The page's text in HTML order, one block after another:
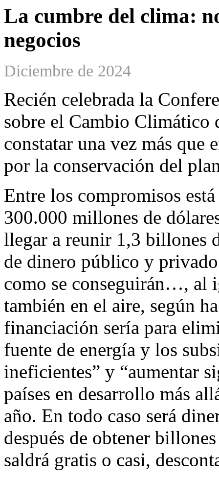
La cumbre del clima:
negocios
Diciembre de 2024
Recién celebrada la
sobre el Cambio Climático
constatar una vez más que
por la conservación del
Entre los compromisos
300.000 millones de
llegar a reunir 1,3 billones
de dinero público y
como se conseguirán…, al
también en el aire, según
financiación sería para
fuente de energía y los
ineficientes” y “aumentar
países en desarrollo más
año. En todo caso será
después de obtener
saldrá gratis o casi,